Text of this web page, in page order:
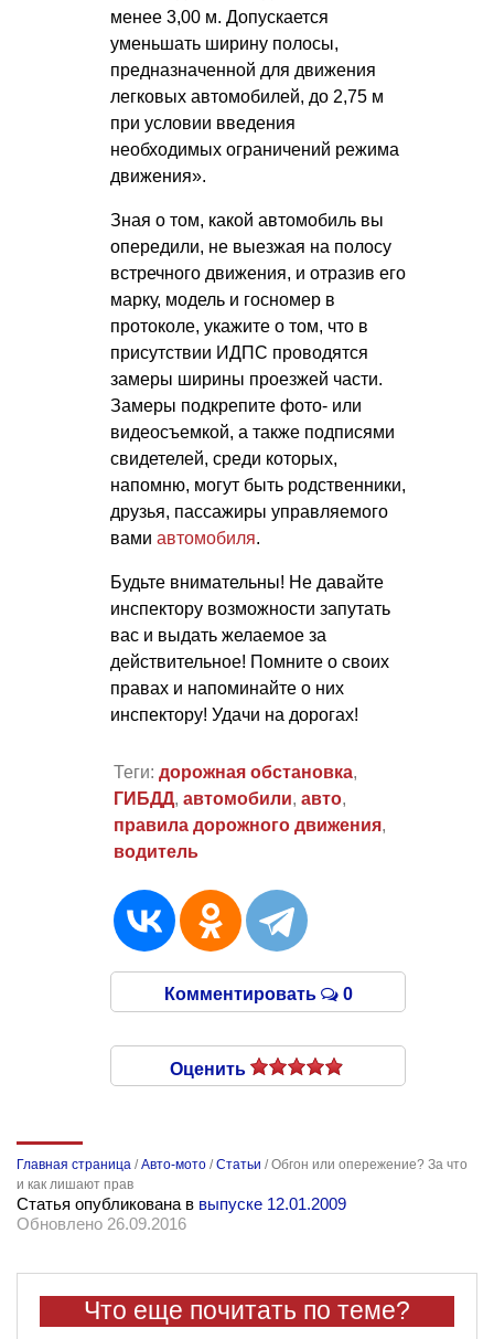
менее 3,00 м. Допускается
уменьшать ширину полосы,
предназначенной для движения
легковых автомобилей, до 2,75 м
при условии введения
необходимых ограничений режима
движения».
Зная о том, какой автомобиль вы
опередили, не выезжая на полосу
встречного движения, и отразив его
марку, модель и госномер в
протоколе, укажите о том, что в
присутствии ИДПС проводятся
замеры ширины проезжей части.
Замеры подкрепите фото- или
видеосъемкой, а также подписями
свидетелей, среди которых,
напомню, могут быть родственники,
друзья, пассажиры управляемого
вами автомобиля.
Будьте внимательны! Не давайте
инспектору возможности запутать
вас и выдать желаемое за
действительное! Помните о своих
правах и напоминайте о них
инспектору! Удачи на дорогах!
Теги: дорожная обстановка,
ГИБДД, автомобили, авто,
правила дорожного движения,
водитель
Комментировать 0
Оценить
Главная страница /Авто-мото /Статьи /Обгон или опережение? За что
и как лишают прав
Статья опубликована в выпуске 12.01.2009
Обновлено 26.09.2016
Что еще почитать по теме?